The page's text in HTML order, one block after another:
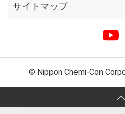
サイトマップ
© Nippon Chemi-Con